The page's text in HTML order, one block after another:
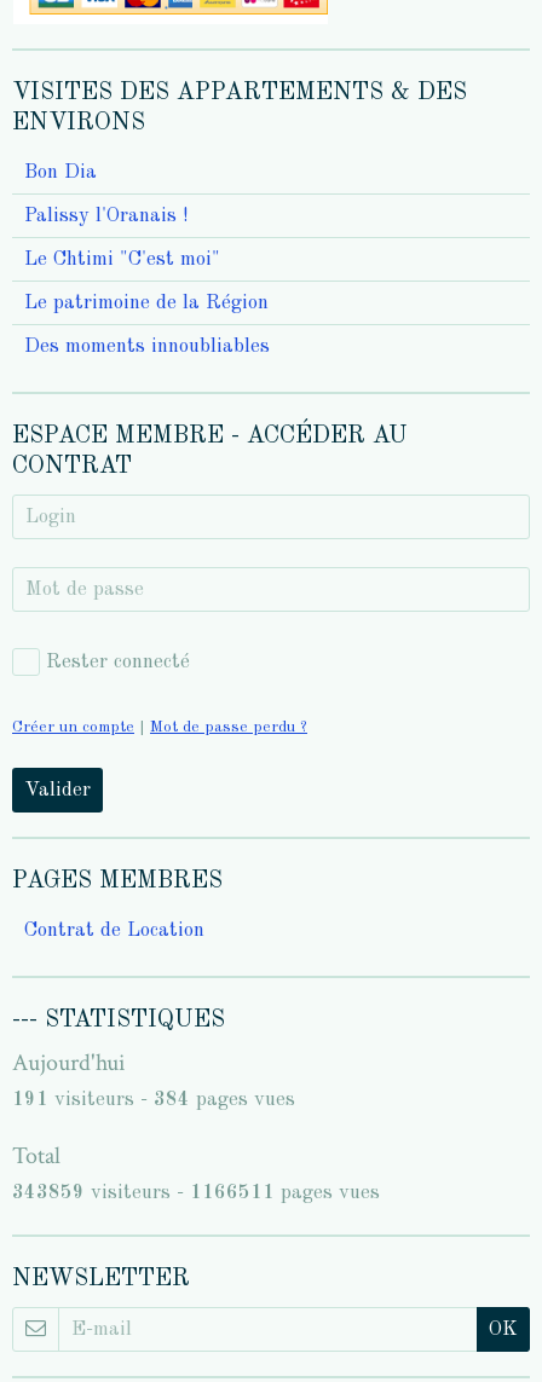
VISITES DES APPARTEMENTS & DES
ENVIRONS
Bon Dia
Palissy l'Oranais !
Le Chtimi "C'est moi"
Le patrimoine de la Région
Des moments innoubliables
ESPACE MEMBRE - ACCÉDER AU
CONTRAT
Rester connecté
Créer un compte Mot de passe perdu ?
Valider
PAGES MEMBRES
Contrat de Location
--- STATISTIQUES
Aujourd'hui
191 visiteurs - 384 pages vues
Total
343859 visiteurs - 1166511 pages vues
NEWSLETTER
OK